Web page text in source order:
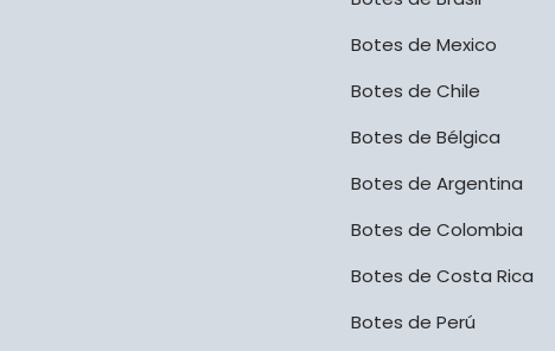
Botes de Mexico
Botes de Chile
Botes de Bélgica
Botes de Argentina
Botes de Colombia
Botes de Costa Rica
Botes de Perú